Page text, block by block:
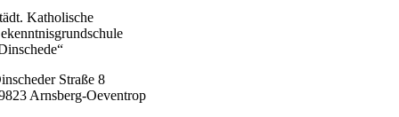
Katholische
Straße 8
Arnsberg-Oeventrop